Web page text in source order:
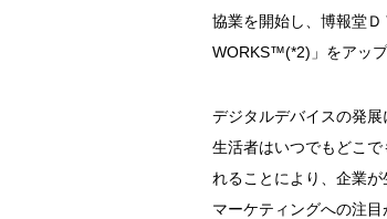
協業を開始し、博報堂
WORKS™(*2)」をアップ
デジタルデバイスの発
生活者はいつでもどこ
れることにより、企業
マーケティングへの注目